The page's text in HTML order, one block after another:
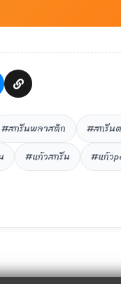
#สกรีนพลาสติก #สกรีน
#แก้วสกรีน #แก้ว